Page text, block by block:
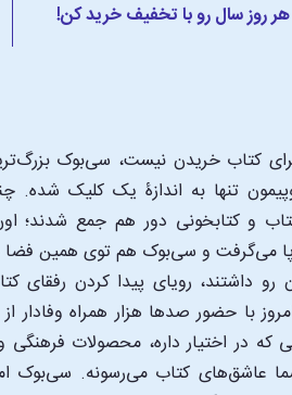
هر روز سال رو با تخفیف خرید کن!
کتاب خریدن نیست، سی‌بوک
و کتابخونی دور هم جمع شدند؛ اون‌
پا می‌گرفت و سی‌بوک هم توی همین
رو داشتند، رویای پیدا کردن
با حضور صدها هزار همراه وفادار
که در اختیار داره، محصولات
عاشق‌های کتاب می‌رسونه. سی‌بوک